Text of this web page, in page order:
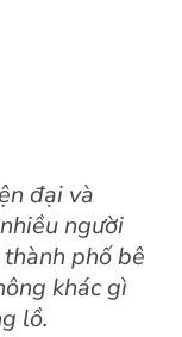
đại và
người
phố bê
khác gì
lồ.